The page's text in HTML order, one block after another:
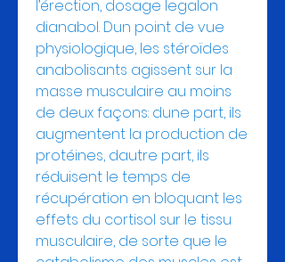
l’érection, dosage legalon
dianabol. Dun point de vue
physiologique, les stéroïdes
anabolisants agissent sur la
masse musculaire au moins
de deux façons: dune part, ils
augmentent la production de
protéines, dautre part, ils
réduisent le temps de
récupération en bloquant les
effets du cortisol sur le tissu
musculaire, de sorte que le